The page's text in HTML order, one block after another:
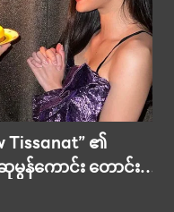
Tissanat” ၏
န်ကောင်း တောင်း